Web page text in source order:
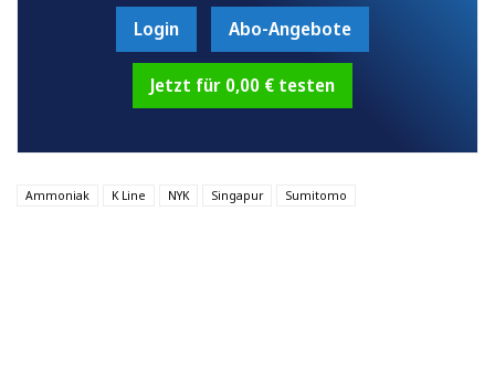
Login Abo-Angebote
Jetzt für 0,00 € testen
Ammoniak K Line NYK Singapur Sumitomo